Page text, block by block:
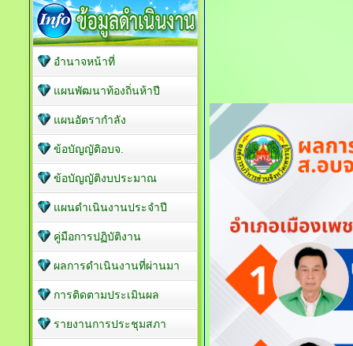
อำนาจหน้าที่
แผนพัฒนาท้องถิ่นห้าปี
แผนอัตรากำลัง
ข้อบัญญัติอบจ.
ข้อบัญญัติงบประมาณ
แผนดำเนินงานประจำปี
คู่มือการปฏิบัติงาน
ผลการดำเนินงานที่ผ่านมา
การติดตามประเมินผล
รายงานการประชุมสภา